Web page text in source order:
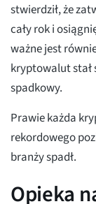
stwierdził, że
cały rok i
ważne jest
kryptowalut stał
spadkowy.
Prawie każda
rekordowego
branży spadł.
Opieka